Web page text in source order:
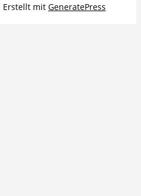
Erstellt mit GeneratePress